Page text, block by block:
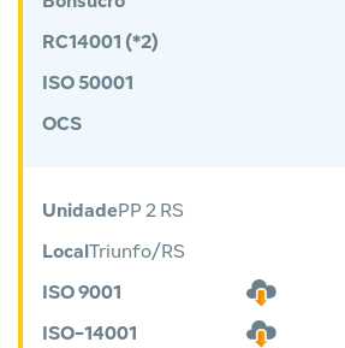
RC14001 (*2)
ISO 50001
OCS
UnidadePP 2 RS
LocalTriunfo/RS
ISO 9001
ISO-14001